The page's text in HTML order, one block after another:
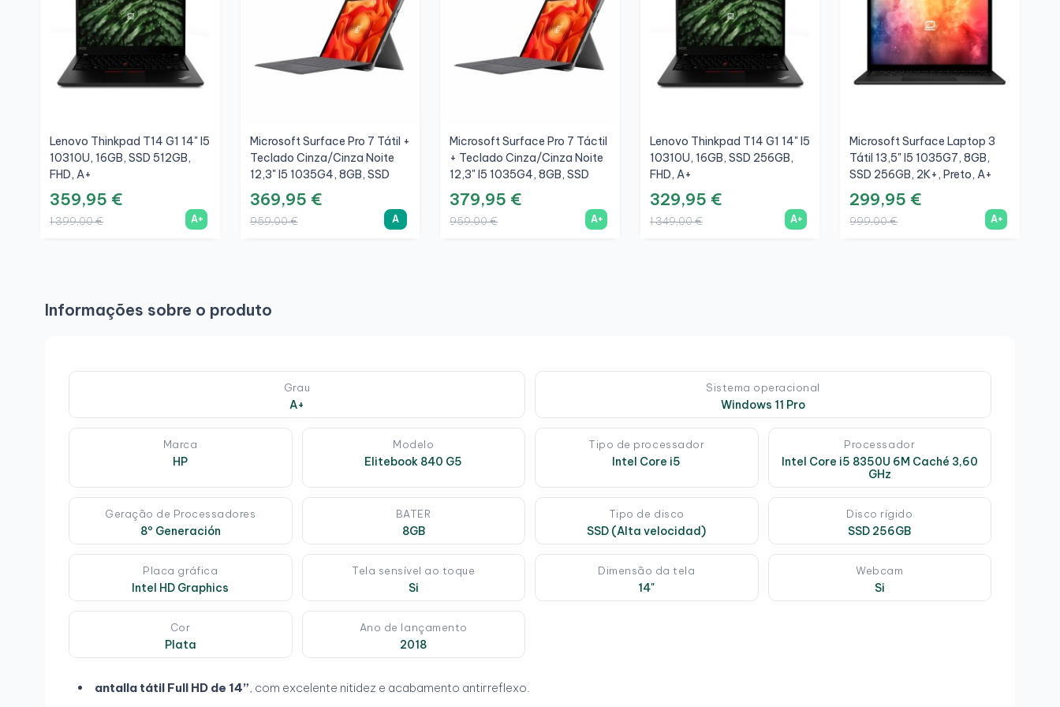
Lenovo Thinkpad T14 G1 14" I5
10310U, 16GB, SSD 512GB,
FHD, A+
359,95 €
1 399,00 € A+
Microsoft Surface Pro 7 Tátil +
Teclado Cinza/Cinza Noite
12,3" I5 1035G4, 8GB, SSD
256GB, 3K, A
369,95 €
959,00 € A
Microsoft Surface Pro 7 Táctil
+ Teclado Cinza/Cinza Noite
12,3" I5 1035G4, 8GB, SSD
256GB, 3K, A+
379,95 €
959,00 € A+
Lenovo Thinkpad T14 G1 14" I5
10310U, 16GB, SSD 256GB,
FHD, A+
329,95 €
1 349,00 € A+
Microsoft Surface Laptop 3
Tátil 13,5" I5 1035G7, 8GB,
SSD 256GB, 2K+, Preto, A+
299,95 €
999,00 € A+
Informações sobre o produto
Grau
A+
Sistema operacional
Windows 11 Pro
Marca
HP
Modelo
Elitebook 840 G5
Tipo de processador
Intel Core i5
Processador
Intel Core i5 8350U 6M Caché 3,60
GHz
Geração de Processadores
8º Generación
BATER
8GB
Tipo de disco
SSD (Alta velocidad)
Disco rígido
SSD 256GB
Placa gráfica
Intel HD Graphics
Tela sensível ao toque
Si
Dimensão da tela
14"
Webcam
Si
Cor
Plata
Ano de lançamento
2018
antalla tátil Full HD de 14”, com excelente nitidez e acabamento antirreflexo.